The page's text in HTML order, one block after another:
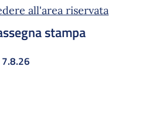
all'area riservata
stampa
7.8.26